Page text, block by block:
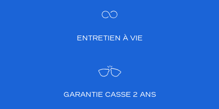
ENTRETIEN À VIE
GARANTIE CASSE 2 ANS